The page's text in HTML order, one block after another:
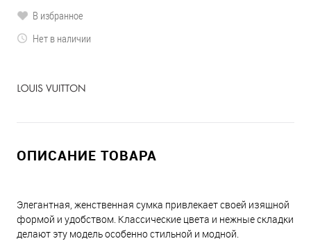
В избранное
Нет в наличии
ОПИСАНИЕ ТОВАРА
Элегантная, женственная сумка привлекает своей изящной
формой и удобством. Классические цвета и нежные складки
делают эту модель особенно стильной и модной.